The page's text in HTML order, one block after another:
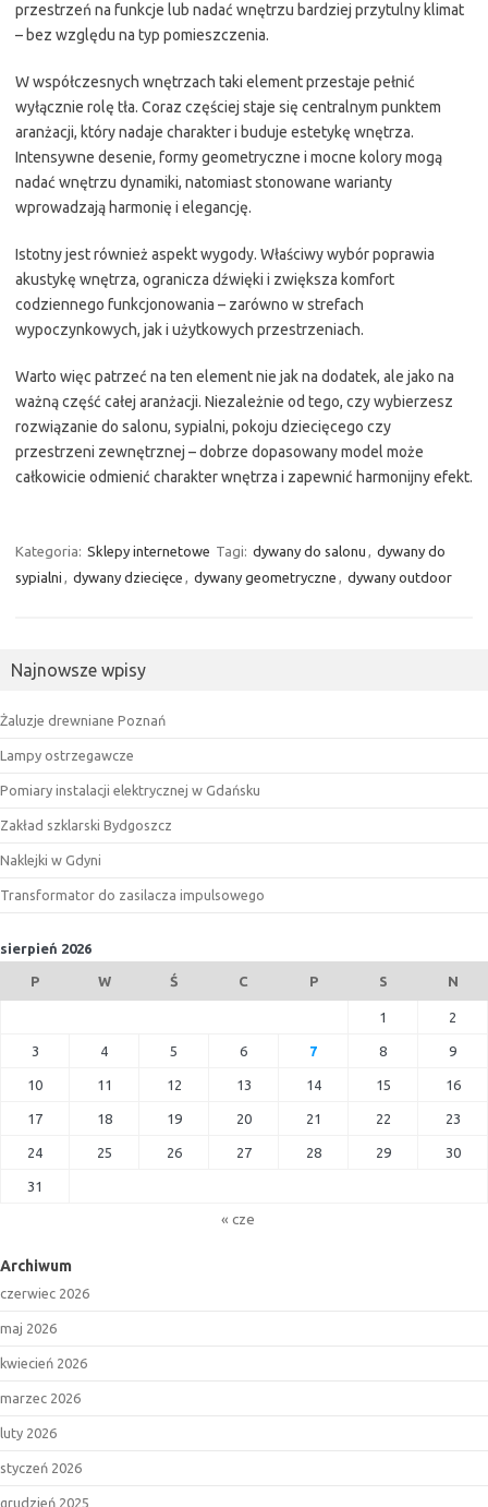
przestrzeń na funkcje lub nadać wnętrzu bardziej przytulny klimat
– bez względu na typ pomieszczenia.
W współczesnych wnętrzach taki element przestaje pełnić
wyłącznie rolę tła. Coraz częściej staje się centralnym punktem
aranżacji, który nadaje charakter i buduje estetykę wnętrza.
Intensywne desenie, formy geometryczne i mocne kolory mogą
nadać wnętrzu dynamiki, natomiast stonowane warianty
wprowadzają harmonię i elegancję.
Istotny jest również aspekt wygody. Właściwy wybór poprawia
akustykę wnętrza, ogranicza dźwięki i zwiększa komfort
codziennego funkcjonowania – zarówno w strefach
wypoczynkowych, jak i użytkowych przestrzeniach.
Warto więc patrzeć na ten element nie jak na dodatek, ale jako na
ważną część całej aranżacji. Niezależnie od tego, czy wybierzesz
rozwiązanie do salonu, sypialni, pokoju dziecięcego czy
przestrzeni zewnętrznej – dobrze dopasowany model może
całkowicie odmienić charakter wnętrza i zapewnić harmonijny efekt.
Kategoria: Sklepy internetowe Tagi: dywany do salonu , dywany do
sypialni , dywany dziecięce , dywany geometryczne , dywany outdoor
Najnowsze wpisy
Żaluzje drewniane Poznań
Lampy ostrzegawcze
Pomiary instalacji elektrycznej w Gdańsku
Zakład szklarski Bydgoszcz
Naklejki w Gdyni
Transformator do zasilacza impulsowego
sierpień 2026
P W Ś C P S N
1 2
3 4 5 6 7 8 9
10 11 12 13 14 15 16
17 18 19 20 21 22 23
24 25 26 27 28 29 30
31
« cze
Archiwum
czerwiec 2026
maj 2026
kwiecień 2026
marzec 2026
luty 2026
styczeń 2026
grudzień 2025